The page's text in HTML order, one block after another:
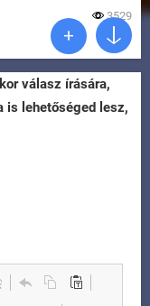
3529
válasz írására,
is lehetőséged lesz,